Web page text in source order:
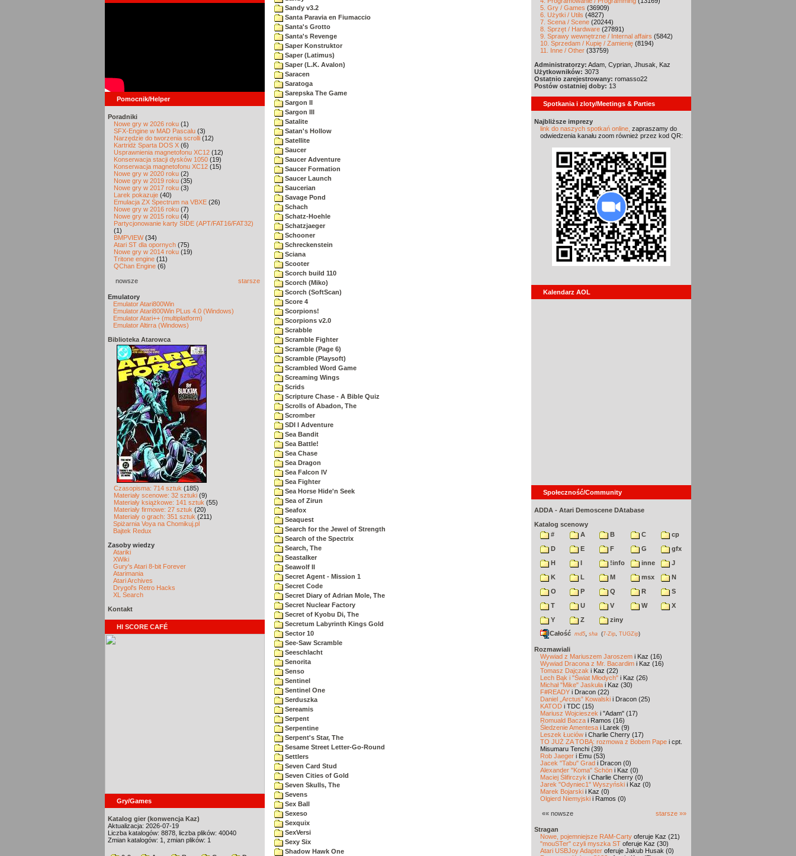
Pomocnik/Helper
Poradniki
Nowe gry w 2026 roku (1)
SFX-Engine w MAD Pascalu (3)
Narzędzie do tworzenia scrolli (12)
Kartridż Sparta DOS X (6)
Usprawnienia magnetofonu XC12 (12)
Konserwacja stacji dysków 1050 (19)
Konserwacja magnetofonu XC12 (15)
Nowe gry w 2020 roku (2)
Nowe gry w 2019 roku (35)
Nowe gry w 2017 roku (3)
Larek pokazuje (40)
Emulacja ZX Spectrum na VBXE (26)
Nowe gry w 2016 roku (7)
Nowe gry w 2015 roku (4)
Partycjonowanie karty SIDE (APT/FAT16/FAT32)
(1)
BMPVIEW(34)
Atari ST dla opornych (75)
Nowe gry w 2014 roku (19)
Tritone engine (11)
QChan Engine (6)
nowsze starsze
Emulatory
Emulator Atari800Win
Emulator Atari800Win PLus 4.0 (Windows)
Emulator Atari++ (multiplatform)
Emulator Altirra (Windows)
Biblioteka Atarowca
Czasopisma: 714 sztuk (185)
Materiały scenowe: 32 sztuki (9)
Materiały książkowe: 141 sztuk (55)
Materiały firmowe: 27 sztuk (20)
Materiały o grach: 351 sztuk (211)
Spiżarnia Voya na Chomikuj.pl
Bajtek Redux
Zasoby wiedzy
Atariki
XWiki
Gury's Atari 8-bit Forever
Atarimania
Atari Archives
Drygol's Retro Hacks
XL Search
Kontakt
HI SCORE CAFÉ
Gry/Games
Katalog gier (konwencja Kaz)
Aktualizacja: 2026-07-19
Liczba katalogów: 8878, liczba plików: 40040
Zmian katalogów: 1, zmian plików: 1
Sandy v3.2
Santa Paravia en Fiumaccio
Santa's Grotto
Santa's Revenge
Saper Konstruktor
Saper (Latimus)
Saper (L.K. Avalon)
Saracen
Saratoga
Sarepska The Game
Sargon II
Sargon III
Satalite
Satan's Hollow
Satellite
Saucer
Saucer Adventure
Saucer Formation
Saucer Launch
Saucerian
Savage Pond
Schach
Schatz-Hoehle
Schatzjaeger
Schooner
Schreckenstein
Sciana
Scooter
Scorch build 110
Scorch (Miko)
Scorch (SoftScan)
Score 4
Scorpions!
Scorpions v2.0
Scrabble
Scramble Fighter
Scramble (Page 6)
Scramble (Playsoft)
Scrambled Word Game
Screaming Wings
Scrids
Scripture Chase - A Bible Quiz
Scrolls of Abadon, The
Scromber
SDI I Adventure
Sea Bandit
Sea Battle!
Sea Chase
Sea Dragon
Sea Falcon IV
Sea Fighter
Sea Horse Hide'n Seek
Sea of Zirun
Seafox
Seaquest
Search for the Jewel of Strength
Search of the Spectrix
Search, The
Seastalker
Seawolf II
Secret Agent - Mission 1
Secret Code
Secret Diary of Adrian Mole, The
Secret Nuclear Factory
Secret of Kyobu Di, The
Secretum Labyrinth Kings Gold
Sector 10
See-Saw Scramble
Seeschlacht
Senorita
Senso
Sentinel
Sentinel One
Serduszka
Sereamis
Serpent
Serpentine
Serpent's Star, The
Sesame Street Letter-Go-Round
Settlers
Seven Card Stud
Seven Cities of Gold
Seven Skulls, The
Sevens
Sex Ball
Sexeso
Sexquix
SexVersi
Sexy Six
Shadow Hawk One
5. Gry / Games (36909)
6. Użytki / Utils (4827)
7. Scena / Scene (20244)
8. Sprzęt / Hardware (27891)
9. Sprawy wewnętrzne / Internal affairs (5842)
10. Sprzedam / Kupię / Zamienię (8194)
11. Inne / Other (33759)
Administratorzy: Adam, Cyprian, Jhusak, Kaz
Użytkowników: 3073
Ostatnio zarejestrowany: romasso22
Postów ostatniej doby: 13
Spotkania i zloty/Meetings & Parties
Najbliższe imprezy
link do naszych spotkań online, zapraszamy do
odwiedzenia kanału zoom również przez kod QR:
Kalendarz AOL
Społeczność/Community
ADDA - Atari Demoscene DAtabase
Katalog scenowy
#
A B C
cp
D
E F G
gfx
H
I !info inne
J
K
L M msx
N
O
P Q R
S
T
U V W
X
Y
Z
ziny
Całość md5 sha (7-Zip TUGZip)
Rozmawiali
Wywiad z Mariuszem Jaroszem i Kaz (16)
Wywiad Dracona z Mr. Bacardim i Kaz (16)
Tomasz Dajczak i Kaz (22)
Lech Bąk i "Świat Młodych" i Kaz (26)
Michał "Mike" Jaskuła i Kaz (30)
F#READY i Dracon (22)
Daniel „Arctus” Kowalski i Dracon (25)
KATOD i TDC (15)
Mariusz Wojcieszek i "Adam" (17)
Romuald Bacza i Ramos (16)
Śledzenie Amentesa i Larek (9)
Leszek Łuciów i Charlie Cherry (17)
TO JUŻ ZA TOBĄ: rozmowa z Bobem Pape i cpt.
Misumaru Tenchi (39)
Rob Jaeger i Emu (53)
Jacek "Tabu" Grad i Dracon (0)
Alexander "Koma" Schön i Kaz (0)
Maciej Ślifirczyk i Charlie Cherry (0)
Jarek "Odyniec1" Wyszyński i Kaz (0)
Marek Bojarski i Kaz (0)
Olgierd Niemyjski i Ramos (0)
«« nowsze starsze »»
Stragan
Nowe, pojemniejsze RAM-Carty oferuje Kaz (21)
"mouSTer" czyli myszka ST oferuje Kaz (30)
Atari USBJoy Adapter oferuje Jakub Husak (0)